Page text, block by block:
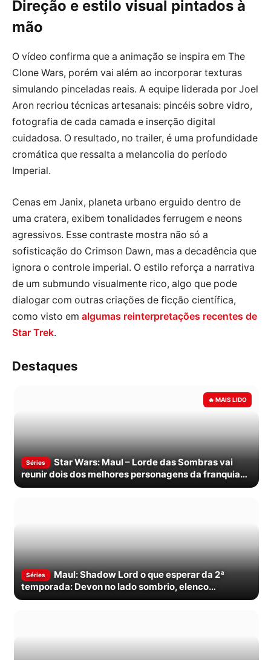
Direção e estilo visual pintados à
mão
O vídeo confirma que a animação se inspira em The
Clone Wars, porém vai além ao incorporar texturas
simulando pinceladas reais. A equipe liderada por Joel
Aron recriou técnicas artesanais: pincéis sobre vidro,
fotografia de cada camada e inserção digital
cuidadosa. O resultado, no trailer, é uma profundidade
cromática que ressalta a melancolia do período
Imperial.
Cenas em Janix, planeta urbano erguido dentro de
uma cratera, exibem tonalidades ferrugem e neons
agressivos. Esse contraste mostra não só a
sofisticação do Crimson Dawn, mas a decadência que
ignora o controle imperial. O estilo reforça a narrativa
de um submundo visualmente rico, algo que pode
dialogar com outras criações de ficção científica,
como visto em algumas reinterpretações recentes de
Star Trek.
Destaques
Séries
Star Wars: Maul – Lorde das Sombras vai
reunir dois dos melhores personagens da franquia
na 2ª temporada
Séries
Maul: Shadow Lord o que esperar da 2ª
temporada: Devon no lado sombrio, elenco
confirmado e conexão com Rebels e Solo